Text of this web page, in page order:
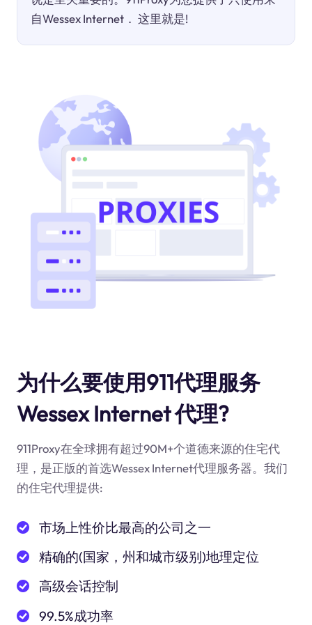
自Wessex Internet． 这里就是!
为什么要使用911代理服务
Wessex Internet 代理?
911Proxy在全球拥有超过90M+个道德来源的住宅代
理，是正版的首选Wessex Internet代理服务器。我们
的住宅代理提供:
市场上性价比最高的公司之一
精确的(国家，州和城市级别)地理定位
高级会话控制
99.5%成功率